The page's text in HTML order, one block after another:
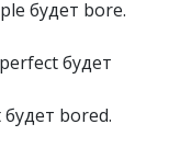
будет bore.
будет
bored.